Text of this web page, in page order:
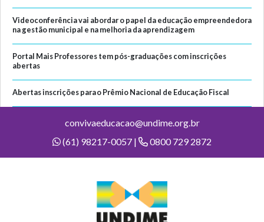
Videoconferência vai abordar o papel da educação empreendedora
na gestão municipal e na melhoria da aprendizagem
Portal Mais Professores tem pós-graduações com inscrições
abertas
Abertas inscrições para o Prêmio Nacional de Educação Fiscal
convivaeducacao@undime.org.br
(61) 98217-0057 |
0800 729 2872